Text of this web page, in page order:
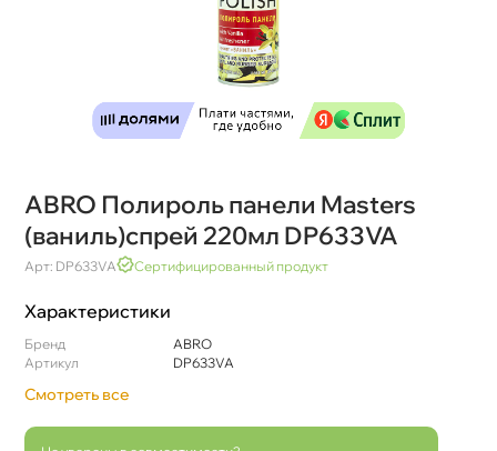
ABRO Полироль панели Masters
(ваниль)спрей 220мл DP633VA
Арт: DP633VA Сертифицированный продукт
Характеристики
Бренд
ABRO
Артикул
DP633VA
Смотреть все